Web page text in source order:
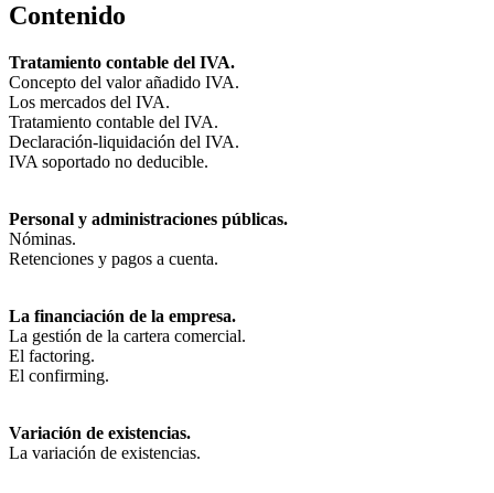
Contenido
Tratamiento contable del IVA.
Concepto del valor añadido IVA.
Los mercados del IVA.
Tratamiento contable del IVA.
Declaración-liquidación del IVA.
IVA soportado no deducible.
Personal y administraciones públicas.
Nóminas.
Retenciones y pagos a cuenta.
La financiación de la empresa.
La gestión de la cartera comercial.
El factoring.
El confirming.
Variación de existencias.
La variación de existencias.